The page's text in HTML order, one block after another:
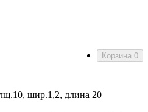
Корзина 0
шир.1,2, длина 20